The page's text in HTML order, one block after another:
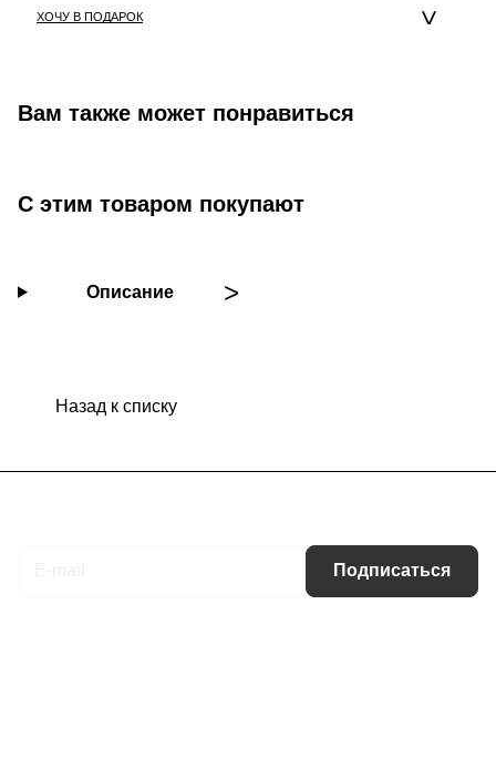
ХОЧУ В ПОДАРОК
Вам также может понравиться
С этим товаром покупают
Описание
Назад к списку
Подписаться